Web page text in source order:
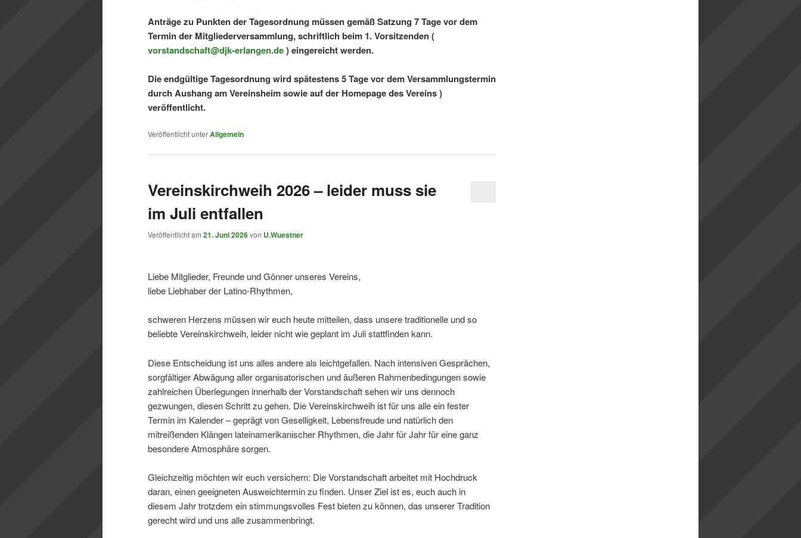
Anträge zu Punkten der Tagesordnung müssen gemäß Satzung 7 Tage vor dem
Termin der Mitgliederversammlung, schriftlich beim 1. Vorsitzenden (
vorstandschaft@djk-erlangen.de) eingereicht werden.
Die endgültige Tagesordnung wird spätestens 5 Tage vor dem Versam­mlungs­termin
durch Aushang am Vereinsheim sowie auf der Homepage des Vereins)
veröffentlicht.
Veröffentlicht unterAllgemein
Vereinskirchweih 2026 – leider muss sie
im Juli entfallen
Veröffentlicht am 21. Juni 2026von U.Wuestner
Liebe Mitglieder, Freunde und Gönner unseres Vereins,
liebe Liebhaber der Latino-Rhythmen,
schweren Herzens müssen wir euch heute mitteilen, dass unsere traditionelle und so
beliebte Vereinskirchweih, leider nicht wie geplant im Juli stattfinden kann.
Diese Entscheidung ist uns alles andere als leichtgefallen. Nach intensiven Gesprächen,
sorgfältiger Abwägung aller organisatorischen und äußeren Rahmenbedingungen sowie
zahlreichen Überlegungen innerhalb der Vorstandschaft sehen wir uns dennoch
gezwungen, diesen Schritt zu gehen. Die Vereinskirchweih ist für uns alle ein fester
Termin im Kalender – geprägt von Geselligkeit, Lebensfreude und natürlich den
mitreißenden Klängen lateinamerikanischer Rhythmen, die Jahr für Jahr für eine ganz
besondere Atmosphäre sorgen.
Gleichzeitig möchten wir euch versichern: Die Vorstandschaft arbeitet mit Hochdruck
daran, einen geeigneten Ausweichtermin zu finden. Unser Ziel ist es, euch auch in
diesem Jahr trotzdem ein stimmungsvolles Fest bieten zu können, das unserer Tradition
gerecht wird und uns alle zusammenbringt.